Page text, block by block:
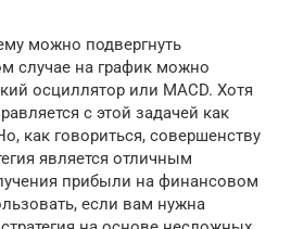
можно подвергнуть
случае на график можно
осциллятор или MACD. Хотя
с этой задачей как
как говориться, совершенству
является отличным
прибыли на финансовом
если вам нужна